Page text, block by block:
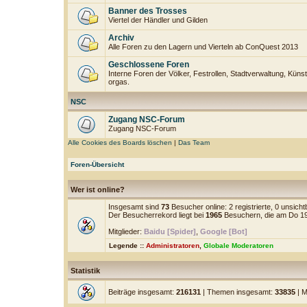
Banner des Trosses
Viertel der Händler und Gilden
Archiv
Alle Foren zu den Lagern und Vierteln ab ConQuest 2013
Geschlossene Foren
Interne Foren der Völker, Festrollen, Stadtverwaltung,
orgas.
NSC
Zugang NSC-Forum
Zugang NSC-Forum
Alle Cookies des Boards löschen | Das Team
Foren-Übersicht
Wer ist online?
Insgesamt sind 73 Besucher online: 2 registrierte, 0
Der Besucherrekord liegt bei 1965 Besuchern, die am Do
Mitglieder: Baidu [Spider] Google [Bot]
Legende :: Administratoren Globale Moderatoren
Statistik
Beiträge insgesamt: 216131 | Themen insgesamt: 33835 |